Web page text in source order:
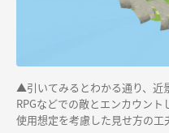
▲引いてみるとわかる通り、近
RPGなどでの敵とエンカウント
使用想定を考慮した見せ方の工